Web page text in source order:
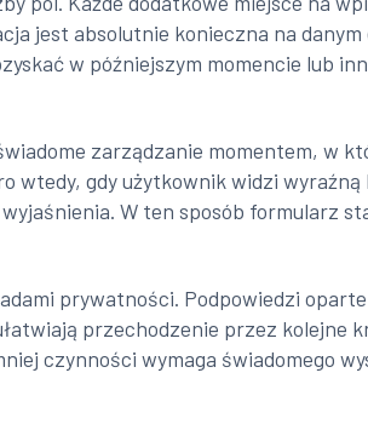
jest absolutnie konieczna na danym
w późniejszym momencie lub
zarządzanie momentem, w
wtedy, gdy użytkownik widzi wyraźną
W ten sposób formularz
prywatności. Podpowiedzi
przechodzenie przez kolejne
czynności wymaga świadomego